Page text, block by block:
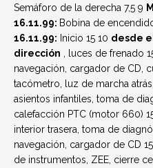
Semáforo de la derecha 7,5 9
16.11.99: Bobina de
16.11.99: Inicio 15 10 desde
dirección , luces de frenado
navegación, cargador de CD,
tacómetro, luz de marcha
asientos infantiles, toma de
calefacción PTC (motor 660)
interior trasera, toma de
navegación, cargador de CD 15
de instrumentos, ZEE, cierre